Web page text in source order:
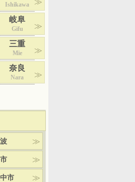
Ishikawa
岐阜
Gifu
三重
Mie
奈良
Nara
市